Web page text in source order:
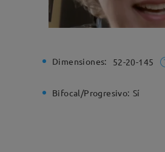
Dimensiones: 52-20-145
Bifocal/Progresivo: Sí